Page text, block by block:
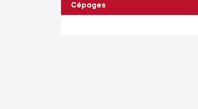
Cépages